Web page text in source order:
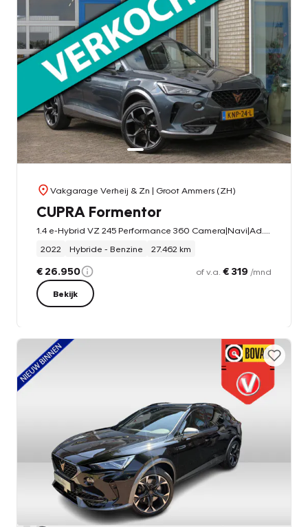
Vakgarage Verheij & Zn | Groot Ammers (ZH)
CUPRA Formentor
2022
Hybride - Benzine 27.462 km
€ 26.950 of v.a. € 319 /mnd
Bekijk